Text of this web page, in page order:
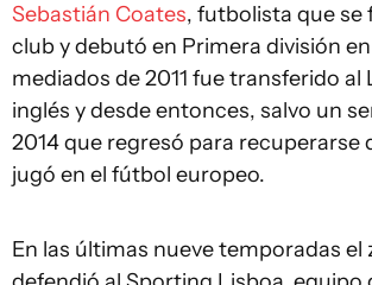
Sebastián Coates, futbolista que se
club y debutó en Primera división
mediados de 2011 fue transferido al
inglés y desde entonces, salvo un
2014 que regresó para recuperarse
jugó en el fútbol europeo.
En las últimas nueve temporadas el